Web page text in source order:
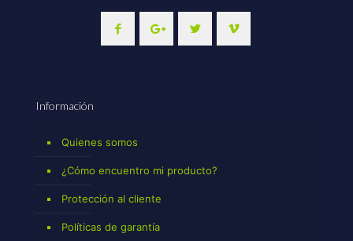
Información
Quienes somos
¿Cómo encuentro mi producto?
Protección al cliente
Políticas de garantía